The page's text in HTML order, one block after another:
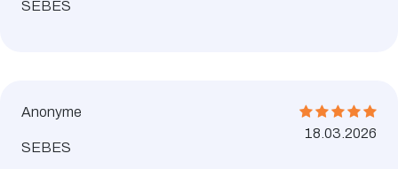
SEBES
Anonyme
SEBES
18.03.2026